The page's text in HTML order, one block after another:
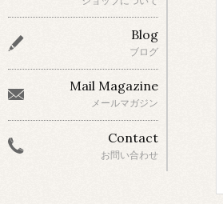
Blog
ブログ
Mail Magazine
メールマガジン
Contact
お問い合わせ